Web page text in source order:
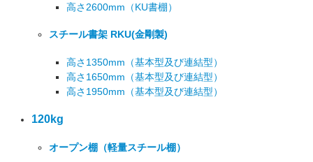
高さ2600mm （KU書棚）
スチール書架 RKU(金剛製)
高さ1350mm （基本型及び連結型）
高さ1650mm （基本型及び連結型）
高さ1950mm （基本型及び連結型）
120kg
オープン棚 （軽量スチール棚）